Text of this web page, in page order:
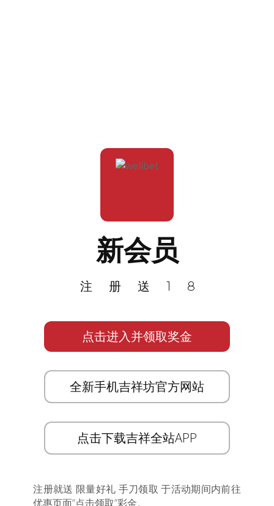
新会员
注册送18
点击进入并领取奖金
全新手机吉祥坊官方网站
点击下载吉祥全站APP
注册就送 限量好礼 手刀领取 于活动期间内前往
优惠页面”点击领取”彩金。